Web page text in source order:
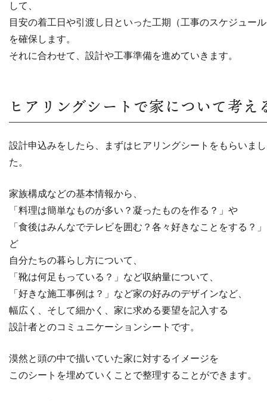
して、
目安の着工日や引渡し日といった工期（工事のスケジュー
を確保します。
それに合わせて、設計や工事準備を進めていきます。
ヒアリングシートで家について考え
設計申込みをしたら、まずはヒアリングシートをもらいまし
た。
家族構成などの基本情報から、
「料理は簡単なものが多い？凝ったものを作る？」や
「食後はみんなでテレビを囲む？各々好きなことをする？
ど
自分たちの暮らし方について、
「靴は何足もっている？」など収納量について、
「好きな施工事例は？」など家の好みのデザインなど、
幅広く、そして細かく、家に求める要望を記入する
設計者とのコミュニケーションシートです。
漠然と頭の中で描いていた家に対するイメージを
このシートを埋めていくことで整理することができます。